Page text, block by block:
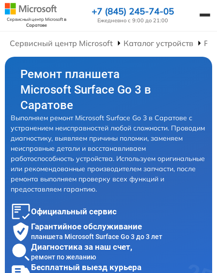
Сервисный центр Microsoftв
Саратове
+7 (845) 245-74-05
Ежедневно с 9:00 до 21:00
Сервисный центр Microsoft Каталог устройств
Ремонт планшета
Microsoft Surface Go 3 в
Саратове
Выполняем ремонт Microsoft Surface Go 3 в Саратове с
устранением неисправностей любой сложности. Проводим
диагностику, выявляем причины поломки, заменяем
неисправные детали и восстанавливаем
работоспособность устройства. Используем оригинальные
или рекомендованные производителем запчасти, после
ремонта выполняем проверку всех функций и
предоставляем гарантию.
Официальный сервис
Гарантийное обслуживание
планшета Microsoft Surface Go 3 до 3 лет
Диагностика за наш счет,
ремонт по желанию
Бесплатный выезд курьера